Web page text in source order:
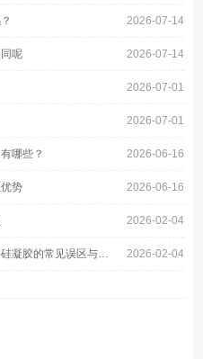
2026-07-14
2026-07-14
呢
2026-07-01
2026-07-01
2026-06-16
哪些？
2026-06-16
势
2026-02-04
2026-02-04